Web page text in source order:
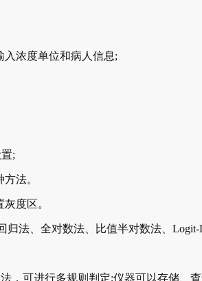
浓度单位和病人信息;
;
法。
度区。
法、全对数法、比值半对数法、Logit-
可进行多规则判定;仪器可以存储、